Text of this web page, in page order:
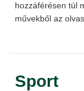
hozzáférésen túl
művekből az
Sport